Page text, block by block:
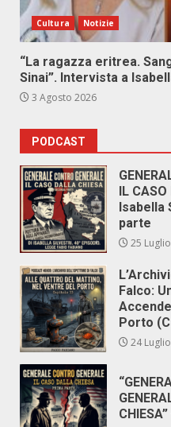
Cultura Notizie
“La ragazza eritrea.
Sinai”. Intervista a
3 Agosto 2026
PODCAST
IL
Isabella
parte
25
Falco:
Porto
24